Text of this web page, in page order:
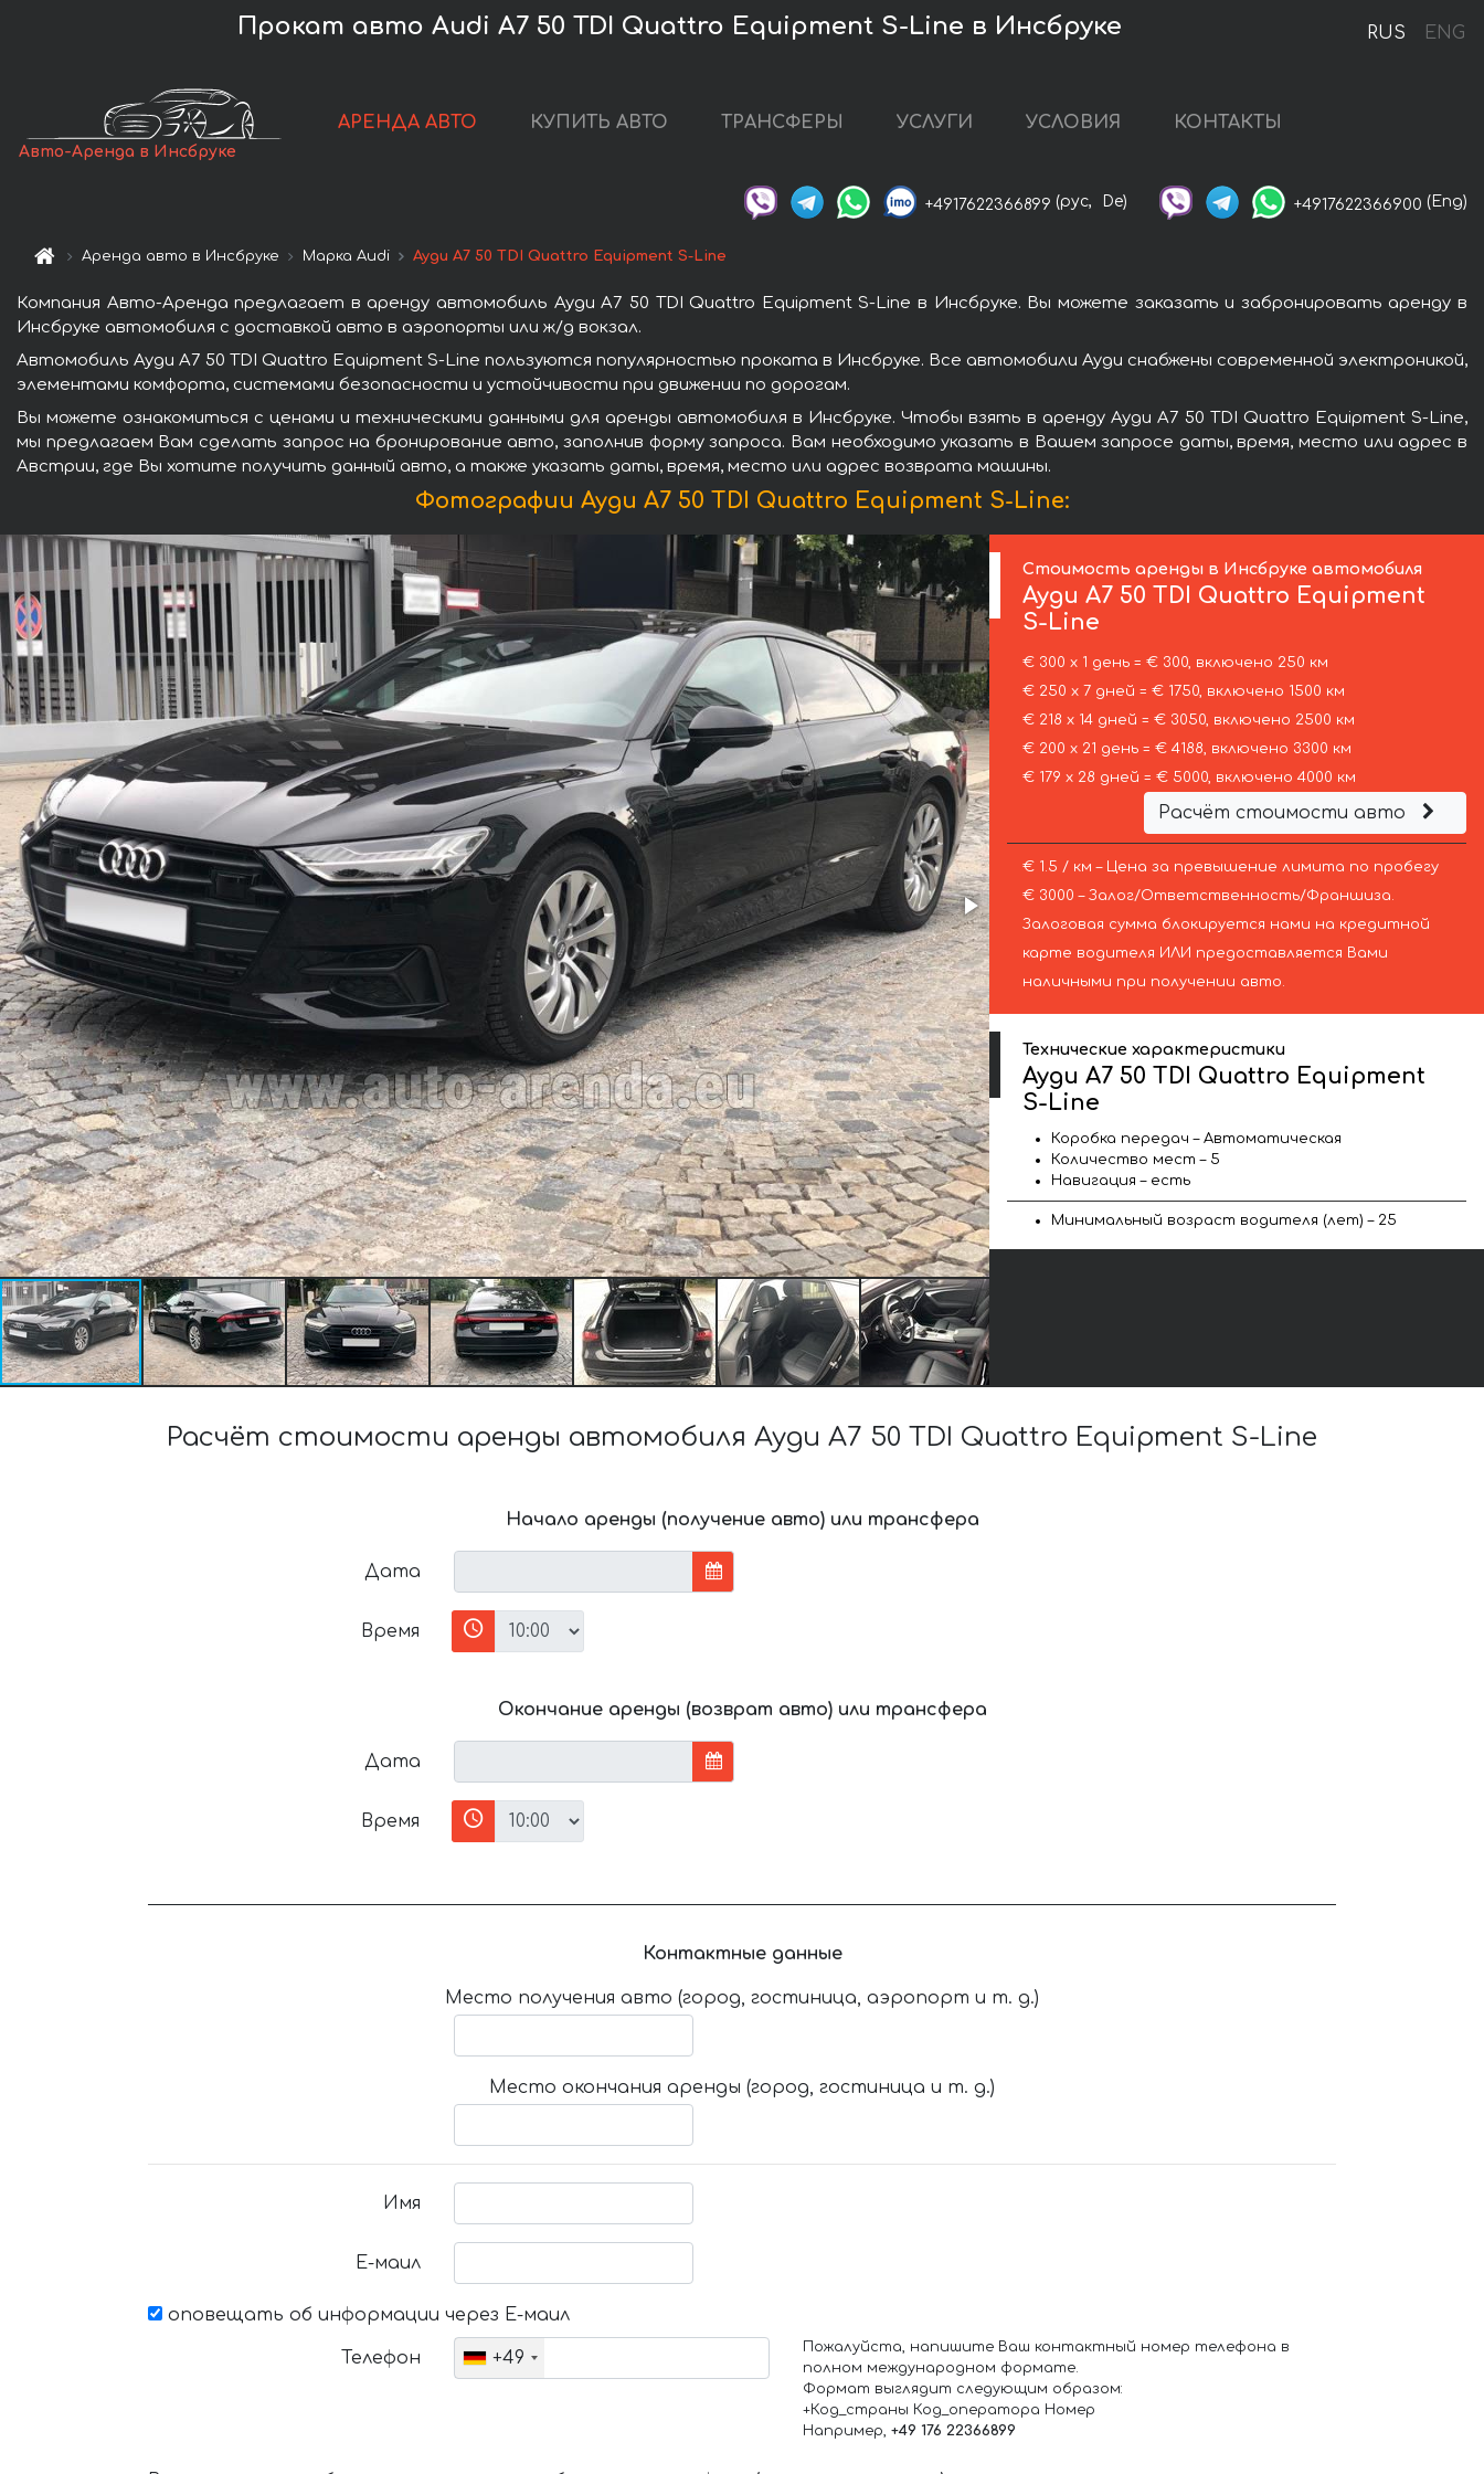
RUS ENG
Прокат авто Audi A7 50 TDI Quattro Equipment S-Line в Инсбруке
Авто-Аренда в Инсбруке
АРЕНДА АВТО КУПИТЬ АВТО ТРАНСФЕРЫ УСЛУГИ УСЛОВИЯ КОНТАКТЫ
+4917622366899 (рус, De) +4917622366900 (Eng)
Аренда авто в Инсбруке Марка Audi Ауди A7 50 TDI Quattro Equipment S-Line
Компания Авто-Аренда предлагает в аренду автомобиль Ауди A7 50 TDI Quattro Equipment S-Line в Инсбруке. Вы можете заказать и забронировать аренду в
Инсбруке автомобиля с доставкой авто в аэропорты или ж/д вокзал.
Автомобиль Ауди A7 50 TDI Quattro Equipment S-Line пользуются популярностью проката в Инсбруке. Все автомобили Ауди снабжены современной электроникой,
элементами комфорта, системами безопасности и устойчивости при движении по дорогам.
Вы можете ознакомиться с ценами и техническими данными для аренды автомобиля в Инсбруке. Чтобы взять в аренду Ауди A7 50 TDI Quattro Equipment S-Line,
мы предлагаем Вам сделать запрос на бронирование авто, заполнив форму запроса. Вам необходимо указать в Вашем запросе даты, время, место или адрес в
Австрии, где Вы хотите получить данный авто, а также указать даты, время, место или адрес возврата машины.
Фотографии Ауди A7 50 TDI Quattro Equipment S-Line:
Стоимость аренды в Инсбруке автомобиля
Ауди A7 50 TDI Quattro Equipment
S-Line
€ 300 х 1 день = € 300, включено 250 км
€ 250 х 7 дней = € 1750, включено 1500 км
€ 218 х 14 дней = € 3050, включено 2500 км
€ 200 х 21 день = € 4188, включено 3300 км
€ 179 х 28 дней = € 5000, включено 4000 км
Расчёт стоимости авто
€ 1.5 / км – Цена за превышение лимита по пробегу
€ 3000 – Залог/Ответственность/Франшиза.
Залоговая сумма блокируется нами на кредитной
карте водителя ИЛИ предоставляется Вами
наличными при получении авто.
Технические характеристики
Ауди A7 50 TDI Quattro Equipment
S-Line
Коробка передач – Автоматическая
Количество мест – 5
Навигация – есть
Минимальный возраст водителя (лет) – 25
Расчёт стоимости аренды автомобиля Ауди A7 50 TDI Quattro Equipment S-Line
Начало аренды (получение авто) или трансфера
Дата
Время
Окончание аренды (возврат авто) или трансфера
Дата
Время
Контактные данные
Место получения авто (город, гостиница, аэропорт и т. д.)
Место окончания аренды (город, гостиница и т. д.)
Имя
Е-маил
оповещать об информации через Е-маил
Телефон +49
Пожалуйста, напишите Ваш контактный номер телефона в
полном международном формате.
Формат выглядит следующим образом:
+Код_страны Код_оператора Номер
Например, +49 176 22366899